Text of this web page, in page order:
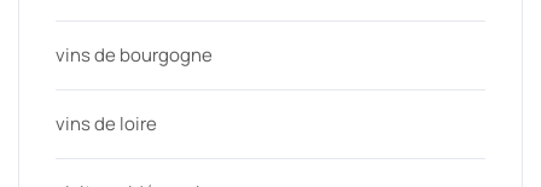
vins de bourgogne
vins de loire